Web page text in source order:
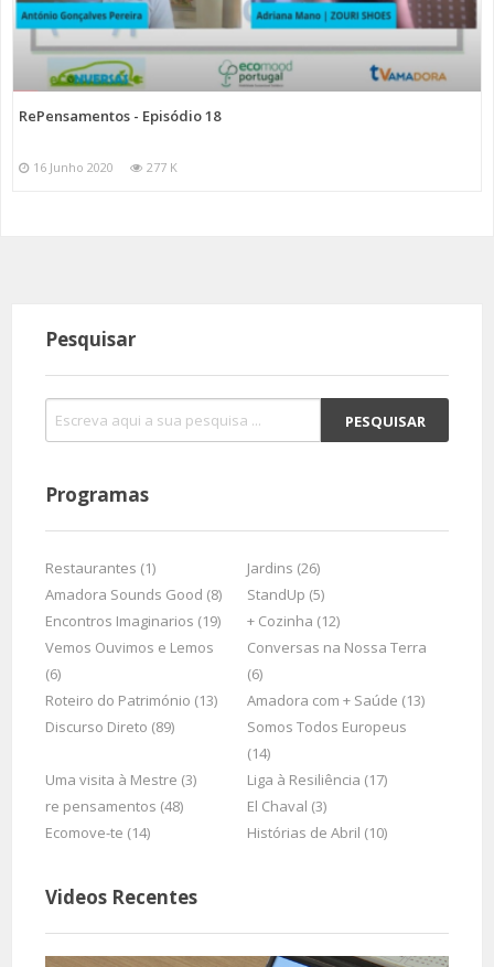
RePensamentos - Episódio 18
16 Junho 2020 277 K
Pesquisar
Programas
Restaurantes (1)
Jardins (26)
Amadora Sounds Good (8)
StandUp (5)
Encontros Imaginarios (19)
+ Cozinha (12)
Vemos Ouvimos e Lemos
(6)
Conversas na Nossa Terra
(6)
Roteiro do Património (13)
Amadora com + Saúde (13)
Discurso Direto (89)
Somos Todos Europeus
(14)
Uma visita à Mestre (3)
Liga à Resiliência (17)
re pensamentos (48)
El Chaval (3)
Ecomove-te (14)
Histórias de Abril (10)
Videos Recentes